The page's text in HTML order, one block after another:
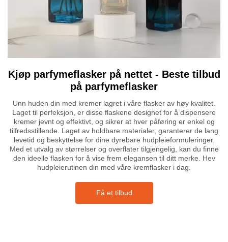
Kjøp parfymeflasker på nettet - Beste tilbud
på parfymeflasker
Unn huden din med kremer lagret i våre flasker av høy kvalitet.
Laget til perfeksjon, er disse flaskene designet for å dispensere
kremer jevnt og effektivt, og sikrer at hver påføring er enkel og
tilfredsstillende. Laget av holdbare materialer, garanterer de lang
levetid og beskyttelse for dine dyrebare hudpleieformuleringer.
Med et utvalg av størrelser og overflater tilgjengelig, kan du finne
den ideelle flasken for å vise frem elegansen til ditt merke. Hev
hudpleierutinen din med våre kremflasker i dag.
Få et tilbud